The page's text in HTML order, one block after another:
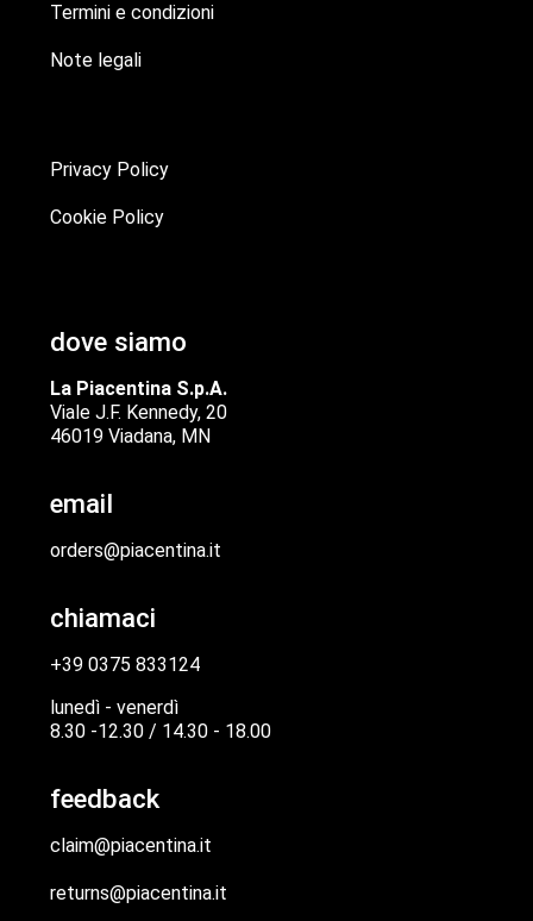
Termini e condizioni
Note legali
Privacy Policy
Cookie Policy
dove siamo
La Piacentina S.p.A.
Viale J.F. Kennedy, 20
46019 Viadana, MN
email
orders@piacentina.it
chiamaci
+39 0375 833124
lunedì - venerdì
8.30 -12.30 / 14.30 - 18.00
feedback
claim@piacentina.it
returns@piacentina.it